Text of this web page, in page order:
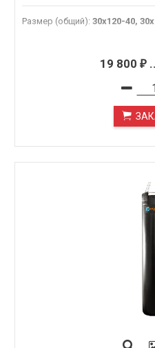
Размер (общий): 30х120-40,
19 800 ₽